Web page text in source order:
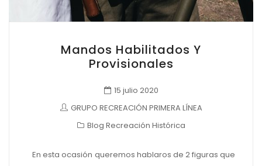
Mandos Habilitados Y
Provisionales
15 julio 2020
GRUPO RECREACIÓN PRIMERA LÍNEA
Blog Recreación Histórica
En esta ocasión queremos hablaros de 2 figuras que